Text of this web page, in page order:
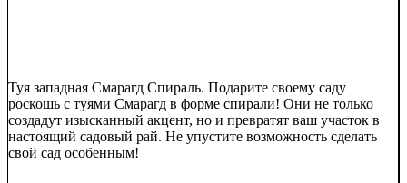
Туя западная Смарагд Спираль. Подарите своему саду
роскошь с туями Смарагд в форме спирали! Они не только
создадут изысканный акцент, но и превратят ваш участок в
настоящий садовый рай. Не упустите возможность сделать
свой сад особенным!